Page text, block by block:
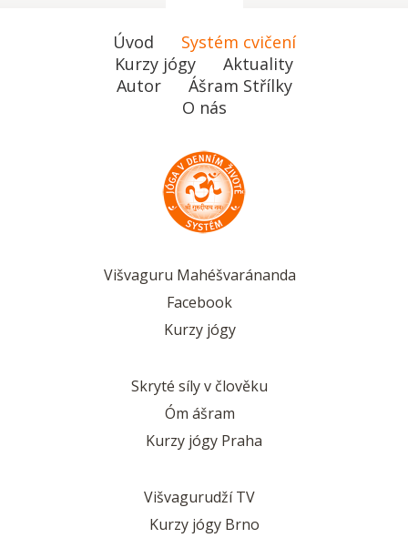
Úvod
Systém cvičení
Kurzy jógy
Aktuality
Autor
Ášram Střílky
O nás
Višvaguru Mahéšvaránanda
Facebook
Kurzy jógy
Skryté síly v člověku
Óm ášram
Kurzy jógy Praha
Višvagurudží TV
Kurzy jógy Brno